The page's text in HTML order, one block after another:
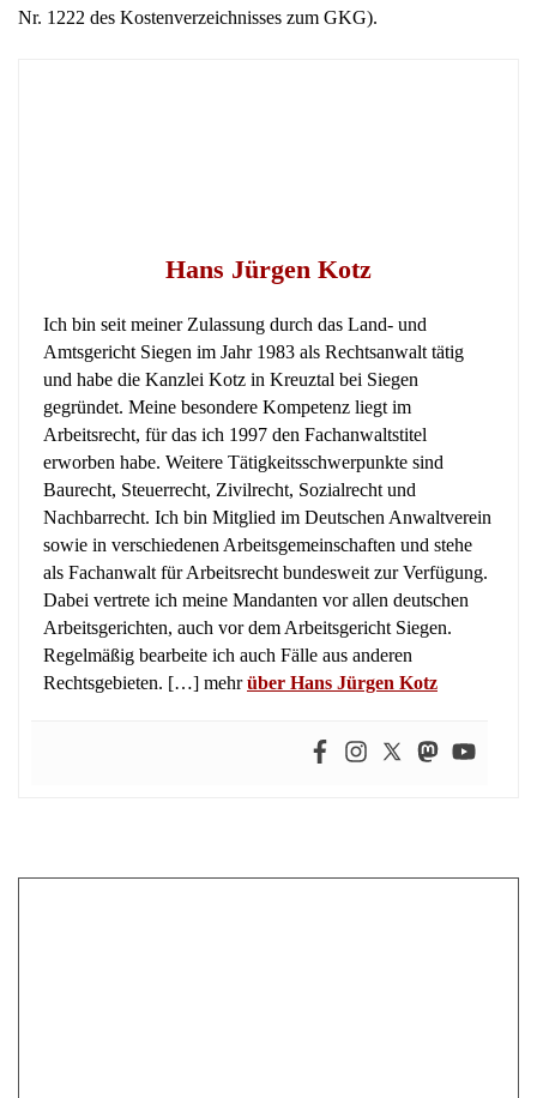
Nr. 1222 des Kostenverzeichnisses zum GKG).
Hans Jürgen Kotz
Ich bin seit meiner Zulassung durch das Land- und
Amtsgericht Siegen im Jahr 1983 als Rechtsanwalt tätig
und habe die Kanzlei Kotz in Kreuztal bei Siegen
gegründet. Meine besondere Kompetenz liegt im
Arbeitsrecht, für das ich 1997 den Fachanwaltstitel
erworben habe. Weitere Tätigkeitsschwerpunkte sind
Baurecht, Steuerrecht, Zivilrecht, Sozialrecht und
Nachbarrecht. Ich bin Mitglied im Deutschen Anwaltverein
sowie in verschiedenen Arbeitsgemeinschaften und stehe
als Fachanwalt für Arbeitsrecht bundesweit zur Verfügung.
Dabei vertrete ich meine Mandanten vor allen deutschen
Arbeitsgerichten, auch vor dem Arbeitsgericht Siegen.
Regelmäßig bearbeite ich auch Fälle aus anderen
Rechtsgebieten. […] mehrüber Hans Jürgen Kotz